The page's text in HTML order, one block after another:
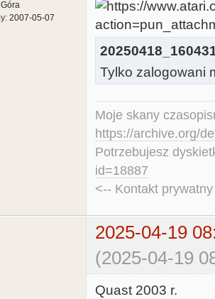
2007-05-07
Tylko zalogowani
Moje skany
https://archive.org/
Potrzebujesz
id=18887
<-- Kontakt
2025-04-19
(2025-04-19
Quast 2003 r.